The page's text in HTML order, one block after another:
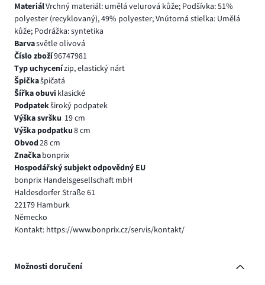
MateriálVrchný materiál: umělá velurová kůže; Podšívka: 51%
polyester (recyklovaný), 49% polyester; Vnútorná stieľka: Umělá
kůže; Podrážka: syntetika
Barvasvětle olivová
Číslo zboží96747981
Typ uchycenízip, elastický nárt
Špičkašpičatá
Šířka obuvi klasické
Podpatekširoký podpatek
Výška svršku 19 cm
Výška podpatku8 cm
Obvod28 cm
Značkabonprix
Hospodářský subjekt odpovědný EU
bonprix Handelsgesellschaft mbH
Haldesdorfer Straße 61
22179 Hamburk
Německo
Kontakt: https://www.bonprix.cz/servis/kontakt/
Možnosti doručení